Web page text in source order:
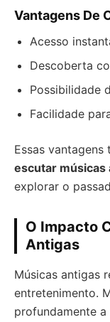
Vantagens De
Acesso
Descoberta
Possibilidade
Facilidade
Essas
escutar músicas
explorar o
O Impacto
Antigas
Músicas antigas
entretenimento.
profundamente